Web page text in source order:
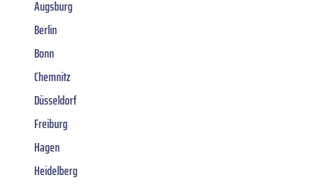
Augsburg
Berlin
Bonn
Chemnitz
Düsseldorf
Freiburg
Hagen
Heidelberg